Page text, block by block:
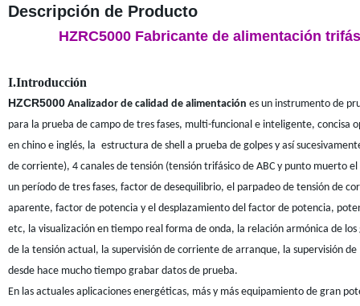
Descripción de Producto
HZRC5000 Fabricante de alimentación
I.Introducción
HZCR5000Analizador de calidad de alimentación es un instrumento de
para la prueba de campo de tres fases, multi-funcional e inteligente, concisa
en chino e inglés, la estructura de shell a prueba de golpes y así
de corriente), 4 canales de tensión (tensión trifásico de ABC y punto
un período de tres fases, factor de desequilibrio, el parpadeo de tensión de
aparente, factor de potencia y el desplazamiento del factor de potencia,
etc, la visualización en tiempo real forma de onda, la relación armónica de
de la tensión actual, la supervisión de corriente de arranque, la supervisión
desde hace mucho tiempo grabar datos de prueba.
En las actuales aplicaciones energéticas, más y más equipamiento de gran